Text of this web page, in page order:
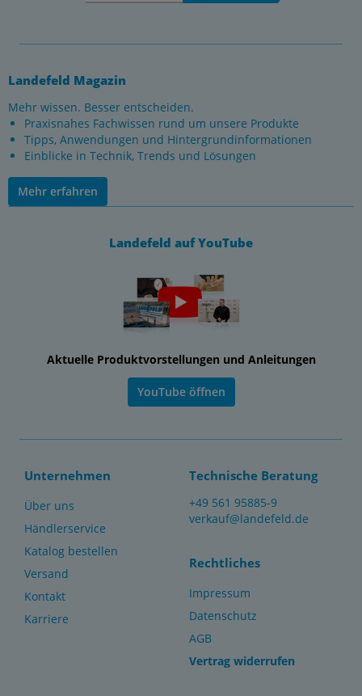
Landefeld Magazin
Mehr wissen. Besser entscheiden.
Praxisnahes Fachwissen rund um unsere Produkte
Tipps, Anwendungen und Hintergrundinformationen
Einblicke in Technik, Trends und Lösungen
Mehr erfahren
Landefeld auf YouTube
Aktuelle Produktvorstellungen und Anleitungen
YouTube öffnen
Unternehmen
Über uns
Händlerservice
Katalog bestellen
Versand
Kontakt
Karriere
Technische Beratung
+49 561 95885-9
verkauf@landefeld.de
Rechtliches
Impressum
Datenschutz
AGB
Vertrag widerrufen